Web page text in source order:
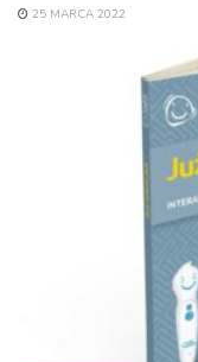
25 MARCA 2022